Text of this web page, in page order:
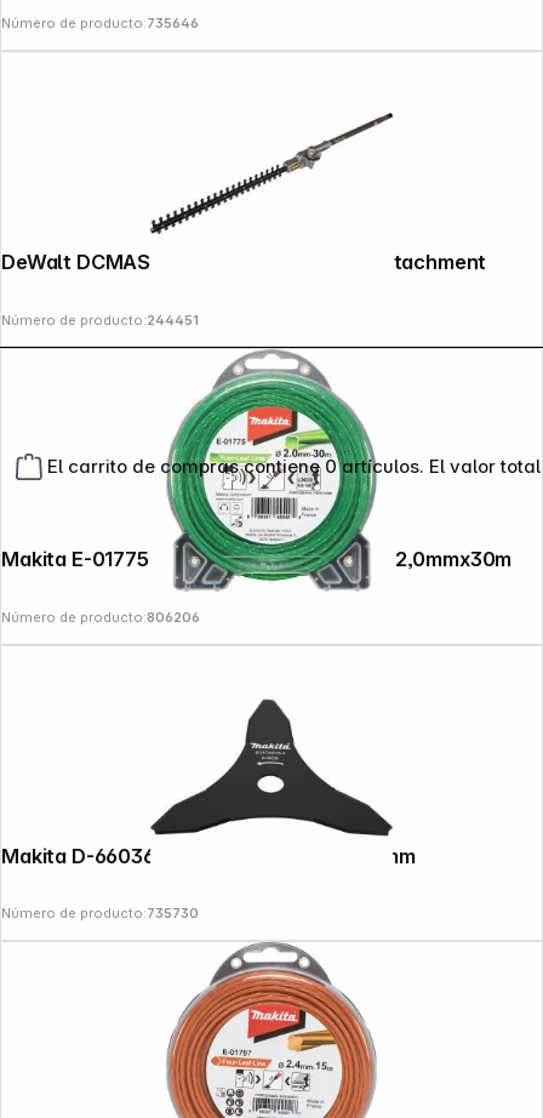
El carrito de compras contiene 0 artículos. El valor
Número de producto:735646
DeWalt DCMASPH6N-XJ Hedgecutter Attachment
Número de producto:244451
Makita E-01775 Mowing String Four Leaf 2,0mmx30m
Número de producto:806206
Makita D-66036 Thicket Knife 257x25,4mm
Número de producto:735730